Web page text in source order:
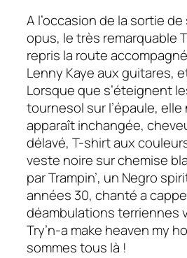
A l’occasion de la sortie
opus, le très remarquable
repris la route
Lenny Kaye aux guitares,
Lorsque que s’éteignent
tournesol sur l’épaule,
apparaît inchangée,
délavé, T-shirt aux
veste noire sur chemise
parTrampin’, un Negro
années 30, chantéa
déambulations terriennes
Try’n-a make heaven my
sommes tous là !